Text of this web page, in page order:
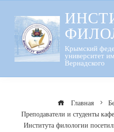
содержанию
Крымский
университет
Вернадского
Главная
Преподаватели и студенты
Института филологии